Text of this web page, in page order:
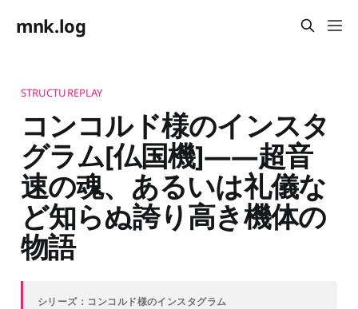
mnk.log
STRUCTUREPLAY
コンコルド様のインスタ
グラム[仏国機]——超音
速の魂、あるいは礼儀な
ど知らぬ誇り高き機体の
物語
シリーズ：コンコルド様のインスタグラム